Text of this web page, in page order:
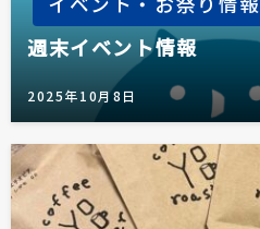
週末イベント情報
2025年10月8日